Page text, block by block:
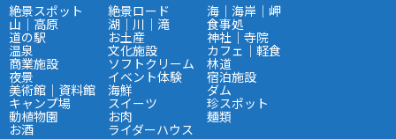
絶景スポット 絶景ロード 海｜海岸｜岬
山｜高原 湖｜川｜滝 食事処
道の駅 お土産 神社｜寺院
温泉 文化施設 カフェ｜軽食
商業施設 ソフトクリーム 林道
夜景 イベント体験 宿泊施設
美術館｜資料館 海鮮 ダム
キャンプ場 スイーツ 珍スポット
動植物園 お肉 麺類
お酒 ライダーハウス